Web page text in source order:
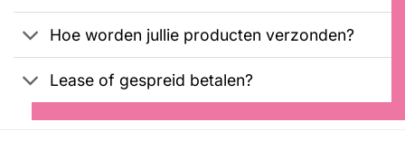
Hoe worden jullie producten verzonden?
Lease of gespreid betalen?